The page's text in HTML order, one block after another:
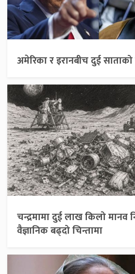
अमेरिका र इरानबीच दुई साताको
चन्द्रमामा दुई लाख किलो मानव
वैज्ञानिक बढ्दो चिन्तामा